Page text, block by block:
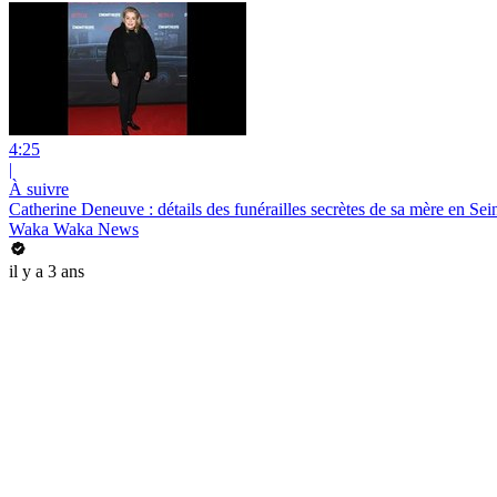
4:25
|
À suivre
Catherine Deneuve : détails des funérailles secrètes de sa mère en
Waka Waka News
il y a 3 ans